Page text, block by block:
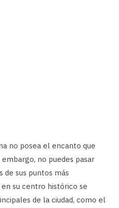
no posea el encanto que
no puedes pasar
de sus puntos más
su centro histórico se
de la ciudad, como el